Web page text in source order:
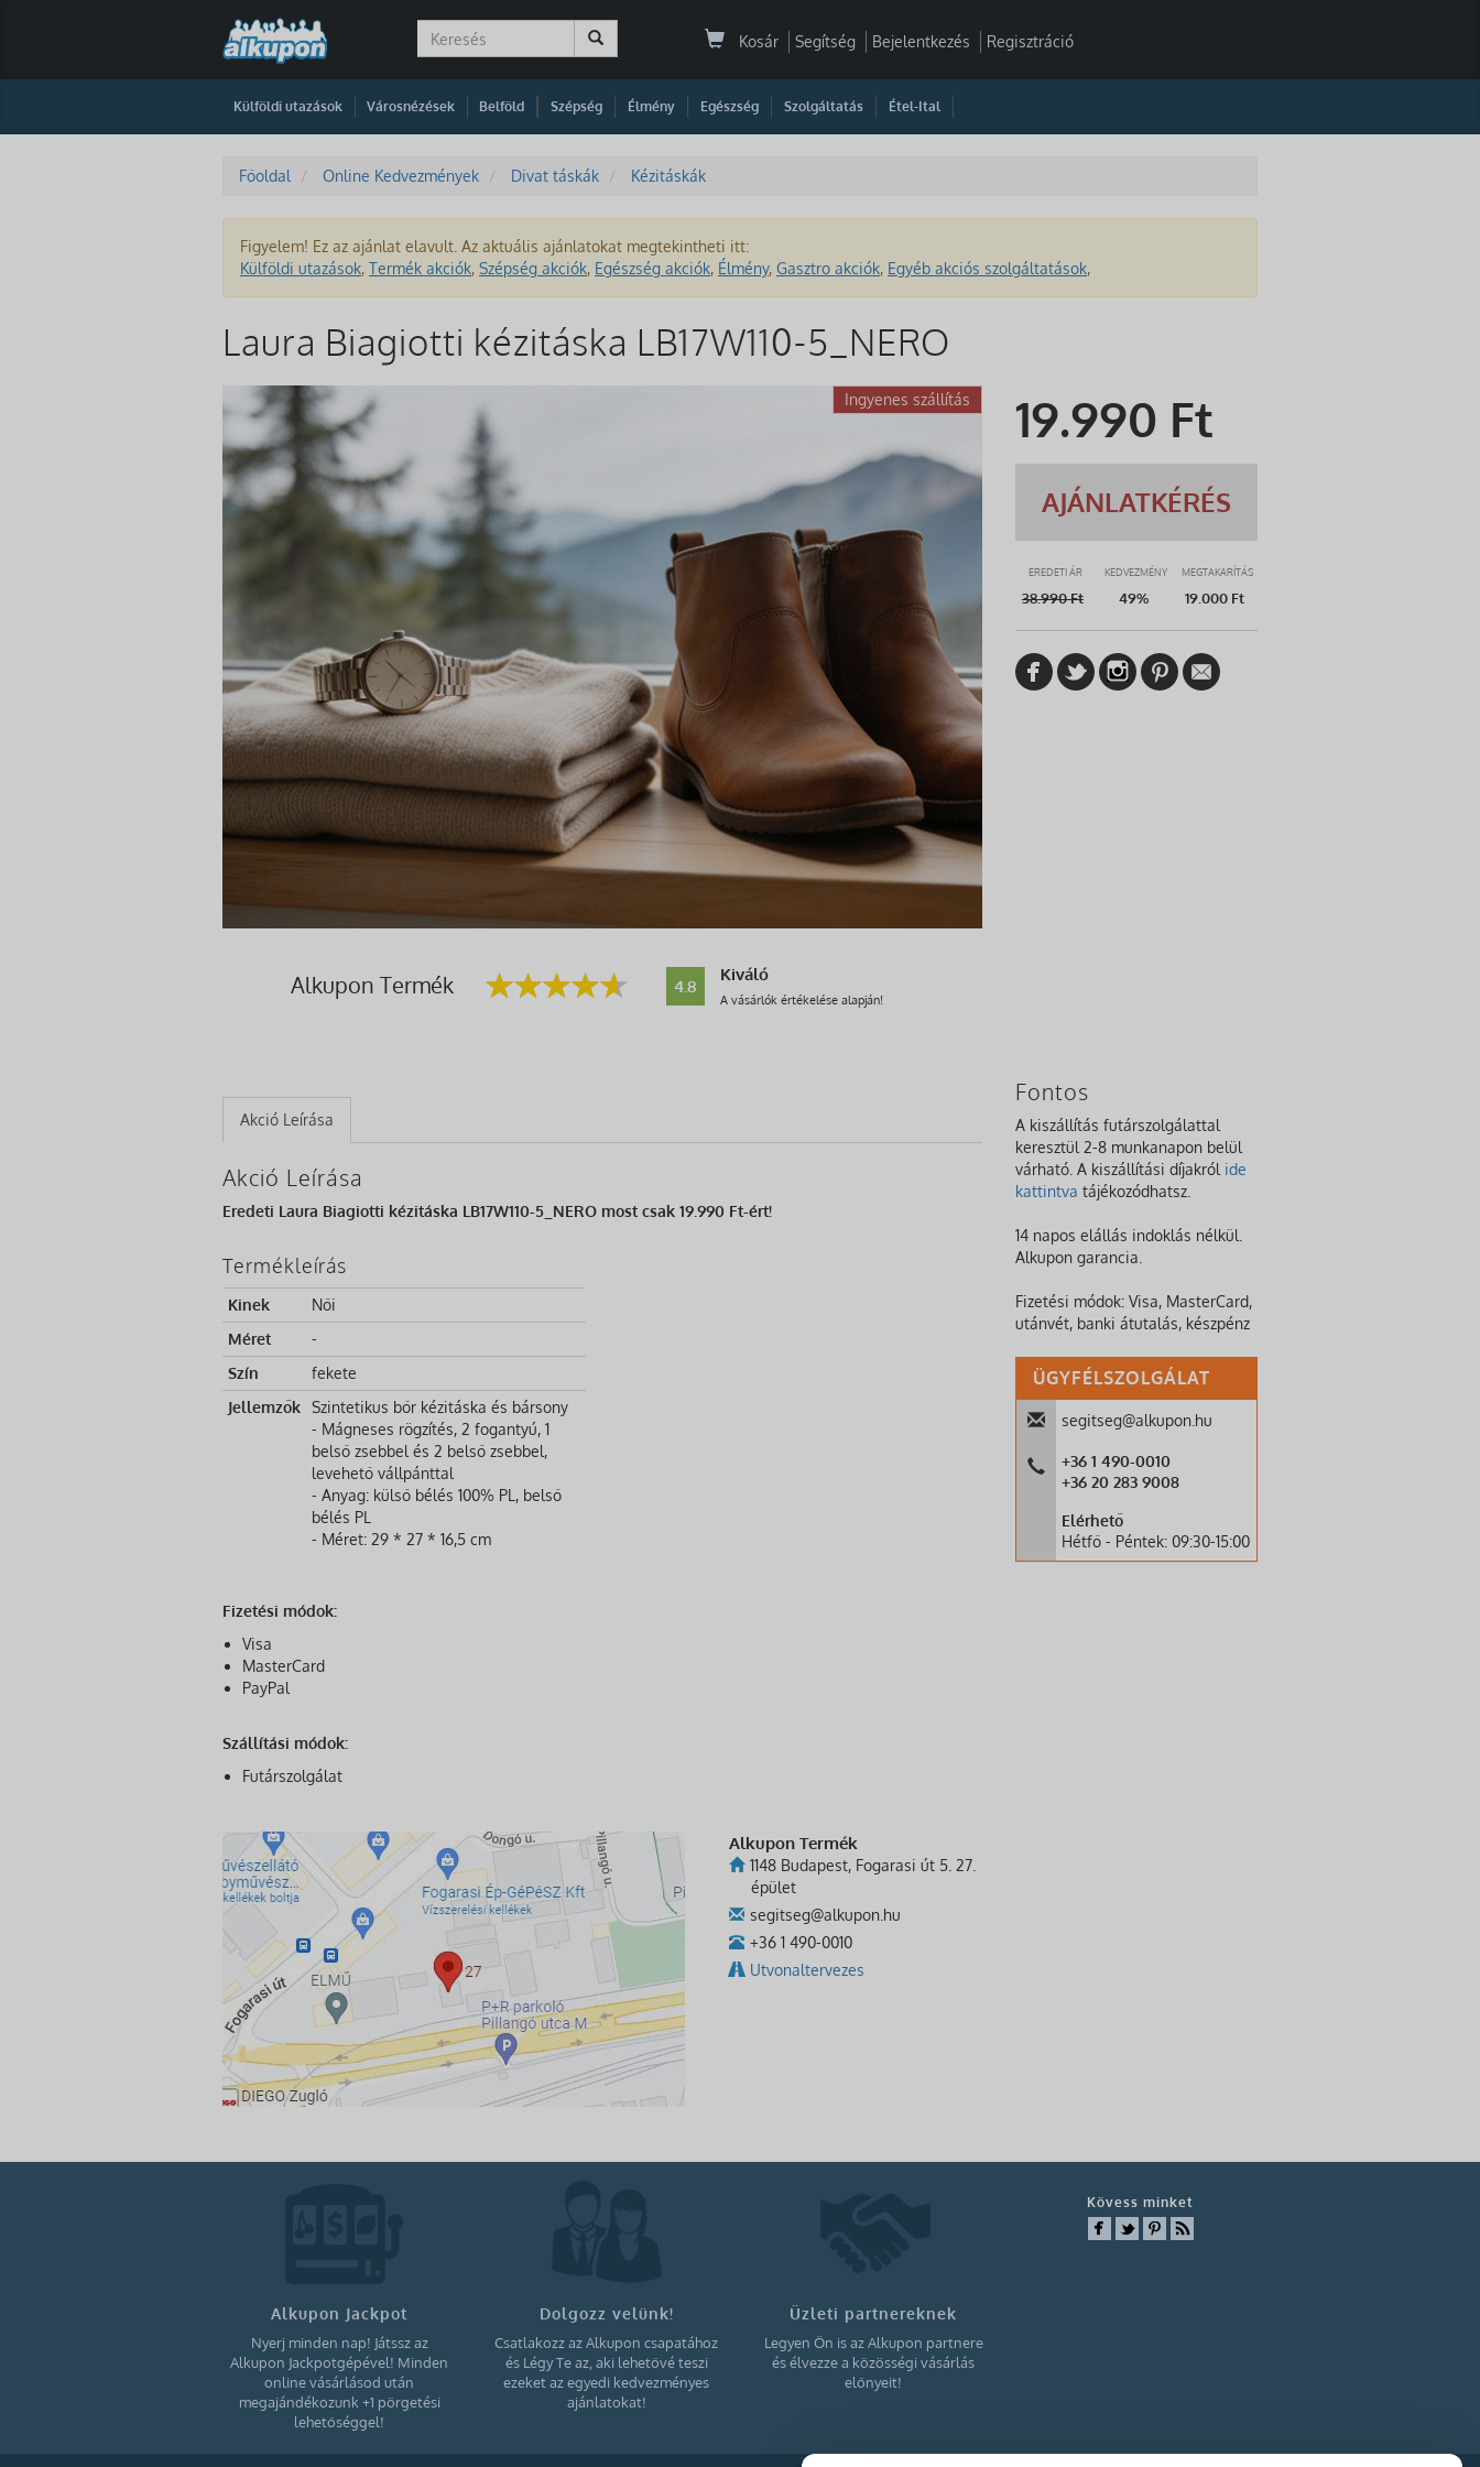
Kosár Segítség Bejelentkezés Regisztráció
Külföldi utazások Városnézések Belföld Szépség Élmény Egészség Szolgáltatás Étel-Ital
Főoldal Online Kedvezmények Divat táskák Kézitáskák
Figyelem! Ez az ajánlat elavult. Az aktuális ajánlatokat megtekintheti itt:
Külföldi utazások, Termék akciók, Szépség akciók, Egészség akciók, Élmény, Gasztro akciók, Egyéb akciós szolgáltatások,
Laura Biagiotti kézitáska LB17W110-5_NERO
Ingyenes szállítás
Alkupon Termék 4.8
Kiváló
A vásárlók értékelése alapján!
19.990 Ft
AJÁNLATKÉRÉS
EREDETI ÁR KEDVEZMÉNY MEGTAKARÍTÁS
38.990Ft 49% 19.000 Ft
Akció Leírása
Akció Leírása
Eredeti Laura Biagiotti kézitáska LB17W110-5_NERO most csak 19.990 Ft-ért!
Termékleírás
Kinek
Női
Méret
-
Szín
fekete
Jellemzők Szintetikus bőr kézitáska és bársony
- Mágneses rögzítés, 2 fogantyú, 1
belső zsebbel és 2 belső zsebbel,
levehető vállpánttal
- Anyag: külső bélés 100% PL, belső
bélés PL
- Méret: 29 * 27 * 16,5 cm
Fizetési módok:
Visa
MasterCard
PayPal
Szállítási módok:
Futárszolgálat
Alkupon Termék
1148 Budapest, Fogarasi út 5. 27.
épület
segitseg@alkupon.hu
+36 1 490-0010
Utvonaltervezes
Fontos
A kiszállítás futárszolgálattal
keresztül 2-8 munkanapon belül
várható. A kiszállítási díjakról ide
kattintva tájékozódhatsz.
14 napos elállás indoklás nélkül.
Alkupon garancia.
Fizetési módok: Visa, MasterCard,
utánvét, banki átutalás, készpénz
ÜGYFÉLSZOLGÁLAT
segitseg@alkupon.hu
+36 1 490-0010
+36 20 283 9008
Elérhető
Hétfő - Péntek: 09:30-15:00
Alkupon Jackpot
Nyerj minden nap! Játssz az
Alkupon Jackpotgépével! Minden
online vásárlásod után
megajándékozunk +1 pörgetési
lehetőséggel!
Dolgozz velünk!
Csatlakozz az Alkupon csapatához
és Légy Te az, aki lehetővé teszi
ezeket az egyedi kedvezményes
ajánlatokat!
Üzleti partnereknek
Legyen Ön is az Alkupon partnere
és élvezze a közösségi vásárlás
előnyeit!
Kövess minket